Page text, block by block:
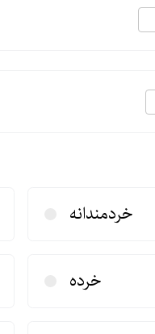
خردمندانه
خرده